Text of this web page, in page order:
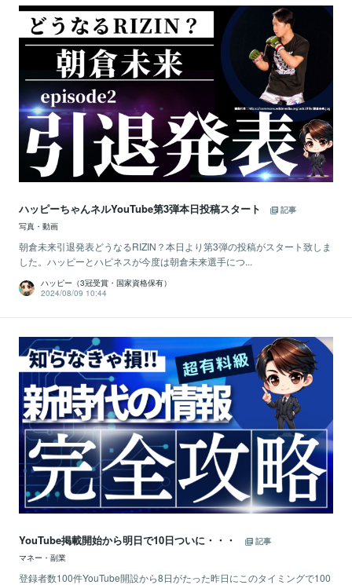
ハッピーちゃんネルYouTube第3弾本日投稿スタート
記事
写真・動画
朝倉未来引退発表どうなるRIZIN？本日より第3弾の投稿がスタート致しま
した。ハッピーとハピネスが今度は朝倉未来選手につ...
ハッピー（3冠受賞・国家資格保有）
2024/08/09 10:44
YouTube掲載開始から明日で10日ついに・・・
記事
マネー・副業
登録者数100件YouTube開設から8日がたった昨日にこのタイミングで100